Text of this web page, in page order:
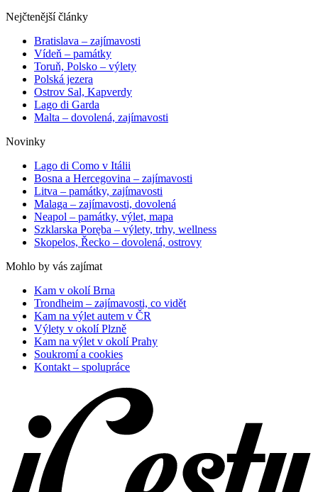
Nejčtenější články
Bratislava – zajímavosti
Vídeň – památky
Toruň, Polsko – výlety
Polská jezera
Ostrov Sal, Kapverdy
Lago di Garda
Malta – dovolená, zajímavosti
Novinky
Lago di Como v Itálii
Bosna a Hercegovina – zajímavosti
Litva – památky, zajímavosti
Malaga – zajímavosti, dovolená
Neapol – památky, výlet, mapa
Szklarska Poręba – výlety, trhy, wellness
Skopelos, Řecko – dovolená, ostrovy
Mohlo by vás zajímat
Kam v okolí Brna
Trondheim – zajímavosti, co vidět
Kam na výlet autem v ČR
Výlety v okolí Plzně
Kam na výlet v okolí Prahy
Soukromí a cookies
Kontakt – spolupráce